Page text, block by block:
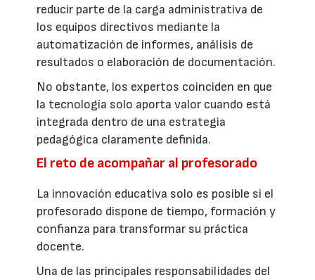
reducir parte de la carga administrativa de
los equipos directivos mediante la
automatización de informes, análisis de
resultados o elaboración de documentación.
No obstante, los expertos coinciden en que
la tecnología solo aporta valor cuando está
integrada dentro de una estrategia
pedagógica claramente definida.
El reto de acompañar al profesorado
La innovación educativa solo es posible si el
profesorado dispone de tiempo, formación y
confianza para transformar su práctica
docente.
Una de las principales responsabilidades del